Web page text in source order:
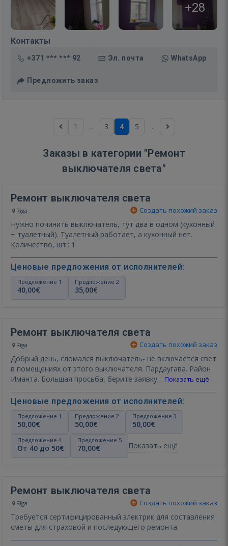
+28
Контакты
+371 *** *** 92 Эл. почта WhatsApp
Предложить заказ
1 ... 3 4 5 ...
Заказы в категории "Ремонт
выключателя света"
Ремонт выключателя света
Rīga Создать похожий заказ
Нужно починить выключатель, тут два в одном (кухонный
+ туалетный). Туалетный работает, а кухонный нет.
Количество, шт.: 1
Ценовые предложения от исполнителей:
Предложение 1
40,00€
Предложение 2
35,00€
Ремонт выключателя света
Rīga Создать похожий заказ
Добрый день, сломался выключатель- не включается свет
в помещениях от этого выключателя. Пардаугава. Район
Иманта. Большая просьба, берите заявку… Показать ещё
Ценовые предложения от исполнителей:
Предложение 1
50,00€
Предложение 2
50,00€
Предложение 3
50,00€
Предложение 4
От 40 до 50€
Предложение 5
70,00€ Показать ещё
Ремонт выключателя света
Rīga Создать похожий заказ
Требуется сертифицированный электрик для составления
сметы для страховой и последующего ремонта.